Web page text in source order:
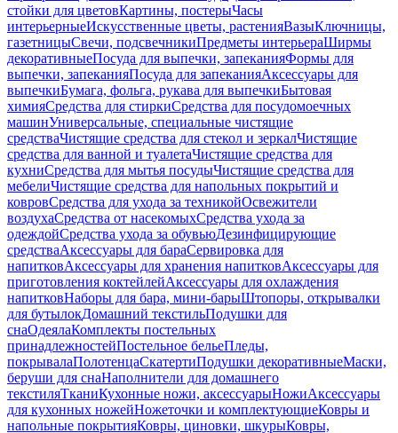
стойки для цветовКартины, постерыЧасы
интерьерныеИскусственные цветы, растенияВазыКлючницы,
газетницыСвечи, подсвечникиПредметы интерьераШирмы
декоративныеПосуда для выпечки, запеканияФормы для
выпечки, запеканияПосуда для запеканияАксессуары для
выпечкиБумага, фольга, рукава для выпечкиБытовая
химияСредства для стиркиСредства для посудомоечных
машинУниверсальные, специальные чистящие
средстваЧистящие средства для стекол и зеркалЧистящие
средства для ванной и туалетаЧистящие средства для
кухниСредства для мытья посудыЧистящие средства для
мебелиЧистящие средства для напольных покрытий и
ковровСредства для ухода за техникойОсвежители
воздухаСредства от насекомыхСредства ухода за
одеждойСредства ухода за обувьюДезинфицирующие
средстваАксессуары для бараСервировка для
напитковАксессуары для хранения напитковАксессуары для
приготовления коктейлейАксессуары для охлаждения
напитковНаборы для бара, мини-барыШтопоры, открывалки
для бутылокДомашний текстильПодушки для
снаОдеялаКомплекты постельных
принадлежностейПостельное бельеПледы,
покрывалаПолотенцаСкатертиПодушки декоративныеМаски,
беруши для снаНаполнители для домашнего
текстиляТканиКухонные ножи, аксессуарыНожиАксессуары
для кухонных ножейНожеточки и комплектующиеКовры и
напольные покрытияКовры, циновки, шкурыКовры,